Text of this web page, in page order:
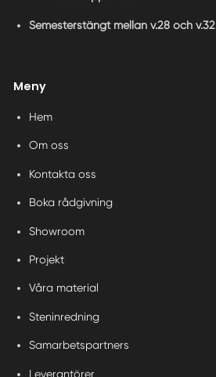
Semesterstängt mellan v.28 och v.32
Meny
Hem
Om oss
Kontakta oss
Boka rådgivning
Showroom
Projekt
Våra material
Steninredning
Samarbetspartners
Leverantörer